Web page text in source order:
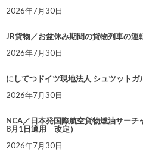
2026年7月30日
JR貨物／お盆休み期間の貨物列車の運
2026年7月30日
にしてつドイツ現地法人 シュツット
2026年7月30日
NCA／日本発国際航空貨物燃油サー
8月1日適用 改定）
2026年7月30日